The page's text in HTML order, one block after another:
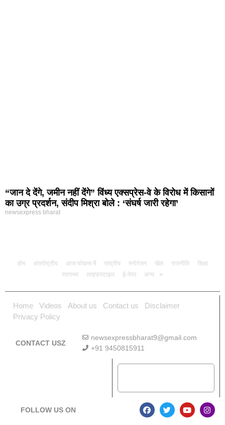
“जान दे देंगे, जमीन नहीं देंगे” विंध्य एक्सप्रेस-वे के विरोध में किसानों
का उग्र प्रदर्शन, संदीप मिश्रा बोले : ‘संघर्ष जारी रहेगा’
newsexpress bharat
होम अंतर्राष्ट्रीय आज फोकस में राष्ट्रीय मनोरंजन खेल राजनीति
शिक्षा
स्वास्थ्य
लाइफस्टाइल ई-पेपर अन्य
Home Videos About us Contact us
Disclaimer
Privacy Policy
CONTACT USZ
newsexpressbharat9@gmail.com
+91 9450815911
FOLLOW US ON